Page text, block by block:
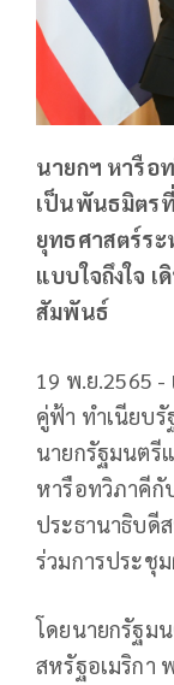
นายกฯ หารือ
เป็นพันธมิตร
ยุทธศาสตร์ร
แบบใจถึงใจ
สัมพันธ์
19 พ.ย.2565 -
คู่ฟ้า ทำเนียบ
นายกรัฐมนตรี
หารือทวิภาคีกั
ประธานาธิบดี
ร่วมการประชุ
โดยนายกรัฐม
สหรัฐอเมริกา